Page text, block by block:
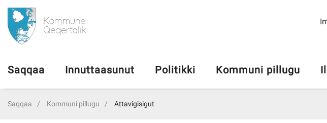
Saqqaa Innuttaasunut Politikki Kommuni pillugu
Saqqaa Kommuni pillugu Attavigisigut